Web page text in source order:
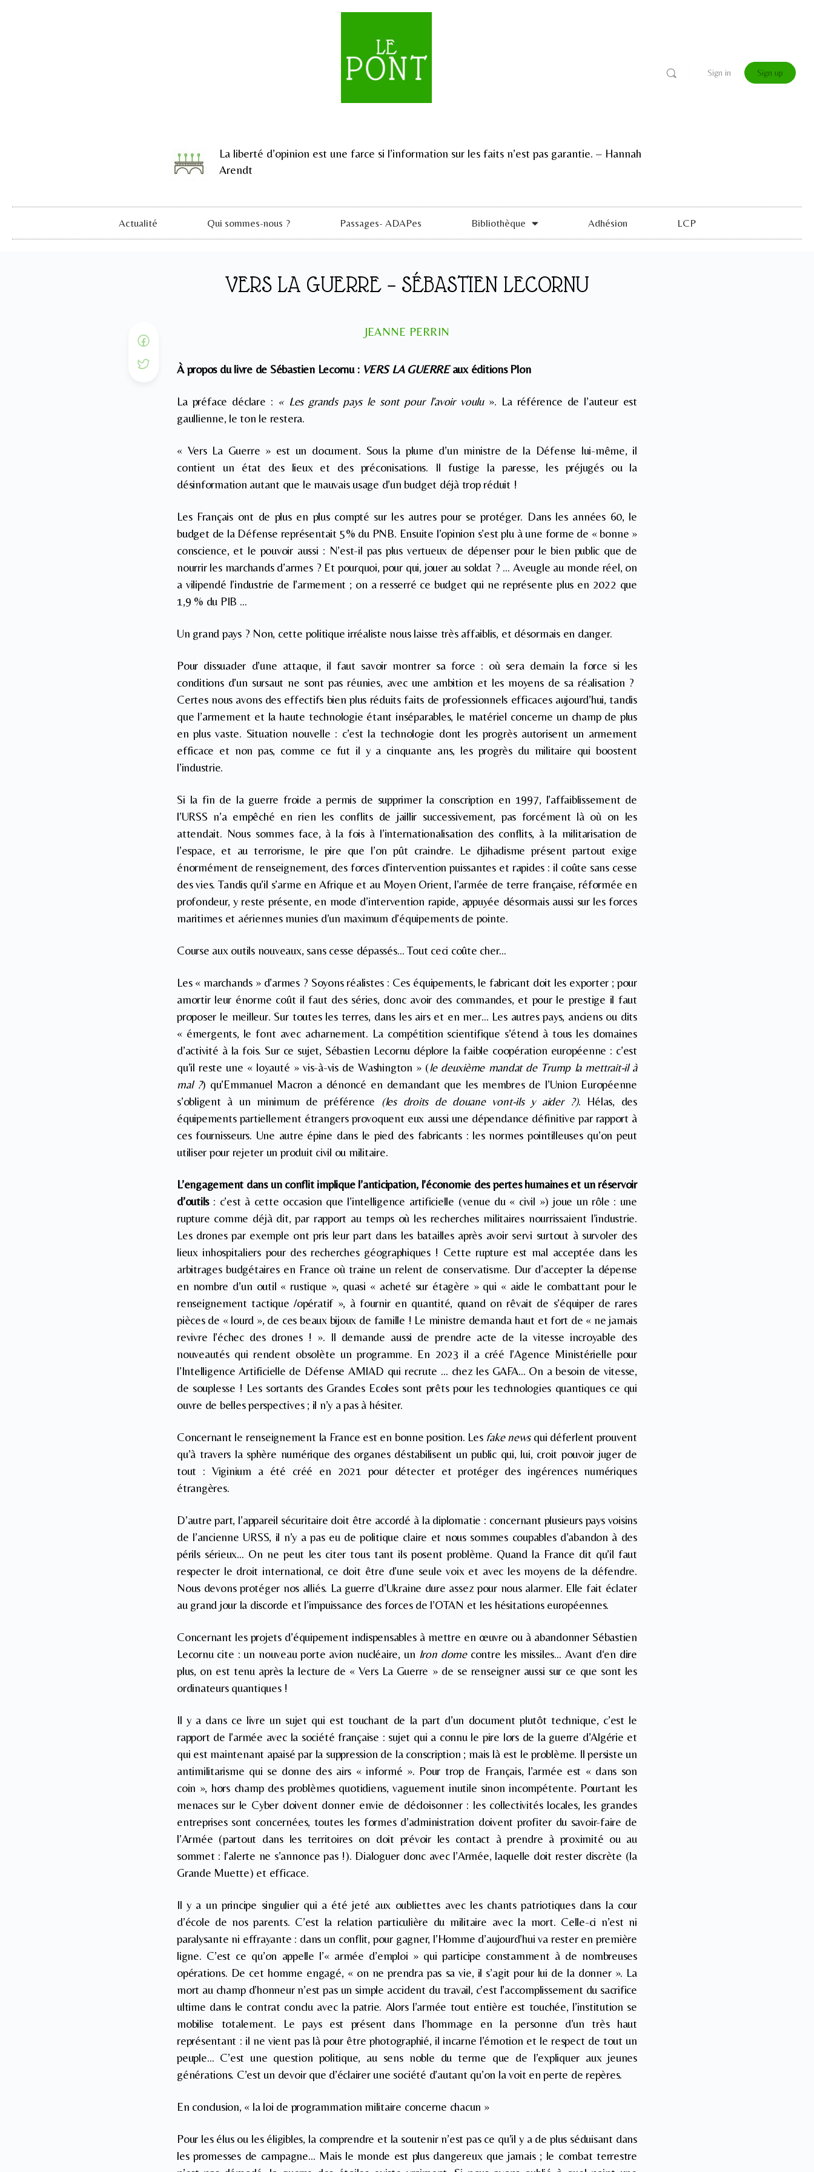
Sign in Sign up
La liberté d’opinion est une farce si l’information sur les faits n’est pas garantie. – Hannah
Arendt
Actualité Qui sommes-nous ? Passages- ADAPes Bibliothèque Adhésion LCP
VERS LA GUERRE – SÉBASTIEN LECORNU
JEANNE PERRIN
À propos du livre de Sébastien Lecornu : VERS LA GUERREaux éditions Plon
La préface déclare : « Les grands pays le sont pour l’avoir voulu». La référence de l’auteur est
gaullienne, le ton le restera.
« Vers La Guerre » est un document. Sous la plume d’un ministre de la Défense lui-même, il
contient un état des lieux et des préconisations. Il fustige la paresse, les préjugés ou la
désinformation autant que le mauvais usage d’un budget déjà trop réduit !
Les Français ont de plus en plus compté sur les autres pour se protéger. Dans les années 60, le
budget de la Défense représentait 5% du PNB. Ensuite l’opinion s’est plu à une forme de « bonne »
conscience, et le pouvoir aussi : N’est-il pas plus vertueux de dépenser pour le bien public que de
nourrir les marchands d’armes ? Et pourquoi, pour qui, jouer au soldat ? … Aveugle au monde réel, on
a vilipendé l’industrie de l’armement ; on a resserré ce budget qui ne représente plus en 2022 que
1,9 % du PIB …
Un grand pays ? Non, cette politique irréaliste nous laisse très affaiblis, et désormais en danger.
Pour dissuader d’une attaque, il faut savoir montrer sa force : où sera demain la force si les
conditions d’un sursaut ne sont pas réunies, avec une ambition et les moyens de sa réalisation ?
Certes nous avons des effectifs bien plus réduits faits de professionnels efficaces aujourd’hui, tandis
que l’armement et la haute technologie étant inséparables, le matériel concerne un champ de plus
en plus vaste. Situation nouvelle : c’est la technologie dont les progrès autorisent un armement
efficace et non pas, comme ce fut il y a cinquante ans, les progrès du militaire qui boostent
l’industrie.
Si la fin de la guerre froide a permis de supprimer la conscription en 1997, l’affaiblissement de
l’URSS n’a empêché en rien les conflits de jaillir successivement, pas forcément là où on les
attendait. Nous sommes face, à la fois à l’internationalisation des conflits, à la militarisation de
l’espace, et au terrorisme, le pire que l’on pût craindre. Le djihadisme présent partout exige
énormément de renseignement, des forces d’intervention puissantes et rapides : il coûte sans cesse
des vies. Tandis qu’il s’arme en Afrique et au Moyen Orient, l’armée de terre française, réformée en
profondeur, y reste présente, en mode d’intervention rapide, appuyée désormais aussi sur les forces
maritimes et aériennes munies d’un maximum d’équipements de pointe.
Course aux outils nouveaux, sans cesse dépassés… Tout ceci coûte cher…
Les « marchands » d’armes ? Soyons réalistes : Ces équipements, le fabricant doit les exporter ; pour
amortir leur énorme coût il faut des séries, donc avoir des commandes, et pour le prestige il faut
proposer le meilleur. Sur toutes les terres, dans les airs et en mer… Les autres pays, anciens ou dits
« émergents, le font avec acharnement. La compétition scientifique s’étend à tous les domaines
d’activité à la fois. Sur ce sujet, Sébastien Lecornu déplore la faible coopération européenne : c’est
qu’il reste une « loyauté » vis-à-vis de Washington » (le deuxième mandat de Trump la mettrait-il à
mal ?) qu’Emmanuel Macron a dénoncé en demandant que les membres de l’Union Européenne
s’obligent à un minimum de préférence (les droits de douane vont-ils y aider ?). Hélas, des
équipements partiellement étrangers provoquent eux aussi une dépendance définitive par rapport à
ces fournisseurs. Une autre épine dans le pied des fabricants : les normes pointilleuses qu’on peut
utiliser pour rejeter un produit civil ou militaire.
L’engagement dans un conflit implique l’anticipation, l’économie des pertes humaines et un réservoir
d’outils: c’est à cette occasion que l’intelligence artificielle (venue du « civil ») joue un rôle : une
rupture comme déjà dit, par rapport au temps où les recherches militaires nourrissaient l’industrie.
Les drones par exemple ont pris leur part dans les batailles après avoir servi surtout à survoler des
lieux inhospitaliers pour des recherches géographiques ! Cette rupture est mal acceptée dans les
arbitrages budgétaires en France où traine un relent de conservatisme. Dur d’accepter la dépense
en nombre d’un outil « rustique », quasi « acheté sur étagère » qui « aide le combattant pour le
renseignement tactique /opératif », à fournir en quantité, quand on rêvait de s’équiper de rares
pièces de « lourd », de ces beaux bijoux de famille ! Le ministre demanda haut et fort de « ne jamais
revivre l’échec des drones ! ». Il demande aussi de prendre acte de la vitesse incroyable des
nouveautés qui rendent obsolète un programme. En 2023 il a créé l’Agence Ministérielle pour
l’Intelligence Artificielle de Défense AMIAD qui recrute … chez les GAFA… On a besoin de vitesse,
de souplesse ! Les sortants des Grandes Ecoles sont prêts pour les technologies quantiques ce qui
ouvre de belles perspectives ; il n’y a pas à hésiter.
Concernant le renseignement la France est en bonne position. Les fake news qui déferlent prouvent
qu’à travers la sphère numérique des organes déstabilisent un public qui, lui, croit pouvoir juger de
tout : Viginium a été créé en 2021 pour détecter et protéger des ingérences numériques
étrangères.
D’autre part, l’appareil sécuritaire doit être accordé à la diplomatie : concernant plusieurs pays voisins
de l’ancienne URSS, il n’y a pas eu de politique claire et nous sommes coupables d’abandon à des
périls sérieux… On ne peut les citer tous tant ils posent problème. Quand la France dit qu’il faut
respecter le droit international, ce doit être d’une seule voix et avec les moyens de la défendre.
Nous devons protéger nos alliés. La guerre d’Ukraine dure assez pour nous alarmer. Elle fait éclater
au grand jour la discorde et l’impuissance des forces de l’OTAN et les hésitations européennes.
Concernant les projets d’équipement indispensables à mettre en œuvre ou à abandonner Sébastien
Lecornu cite : un nouveau porte avion nucléaire, un Iron dome contre les missiles… Avant d‘en dire
plus, on est tenu après la lecture de « Vers La Guerre » de se renseigner aussi sur ce que sont les
ordinateurs quantiques !
Il y a dans ce livre un sujet qui est touchant de la part d’un document plutôt technique, c’est le
rapport de l’armée avec la société française : sujet qui a connu le pire lors de la guerre d’Algérie et
qui est maintenant apaisé par la suppression de la conscription ; mais là est le problème. Il persiste un
antimilitarisme qui se donne des airs « informé ». Pour trop de Français, l’armée est « dans son
coin », hors champ des problèmes quotidiens, vaguement inutile sinon incompétente. Pourtant les
menaces sur le Cyber doivent donner envie de décloisonner : les collectivités locales, les grandes
entreprises sont concernées, toutes les formes d’administration doivent profiter du savoir-faire de
l’Armée (partout dans les territoires on doit prévoir les contact à prendre à proximité ou au
sommet : l’alerte ne s’annonce pas !). Dialoguer donc avec l’Armée, laquelle doit rester discrète (la
Grande Muette) et efficace.
Il y a un principe singulier qui a été jeté aux oubliettes avec les chants patriotiques dans la cour
d’école de nos parents. C’est la relation particulière du militaire avec la mort. Celle-ci n’est ni
paralysante ni effrayante : dans un conflit, pour gagner, l’Homme d’aujourd’hui va rester en première
ligne. C’est ce qu’on appelle l’« armée d’emploi » qui participe constamment à de nombreuses
opérations. De cet homme engagé, « on ne prendra pas sa vie, il s’agit pour lui de la donner ». La
mort au champ d’honneur n’est pas un simple accident du travail, c’est l’accomplissement du sacrifice
ultime dans le contrat conclu avec la patrie. Alors l’armée tout entière est touchée, l’institution se
mobilise totalement. Le pays est présent dans l’hommage en la personne d’un très haut
représentant : il ne vient pas là pour être photographié, il incarne l’émotion et le respect de tout un
peuple… C’est une question politique, au sens noble du terme que de l’expliquer aux jeunes
générations. C’est un devoir que d’éclairer une société d’autant qu’on la voit en perte de repères.
En conclusion, « la loi de programmation militaire concerne chacun »
Pour les élus ou les éligibles, la comprendre et la soutenir n’est pas ce qu’il y a de plus séduisant dans
les promesses de campagne… Mais le monde est plus dangereux que jamais ; le combat terrestre